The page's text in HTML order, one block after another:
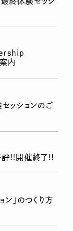
案内
ッションのご
評!!開催終了!!
」のつくり方